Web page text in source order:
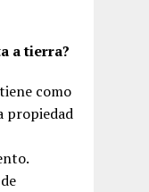
a tierra?
tiene como
propiedad